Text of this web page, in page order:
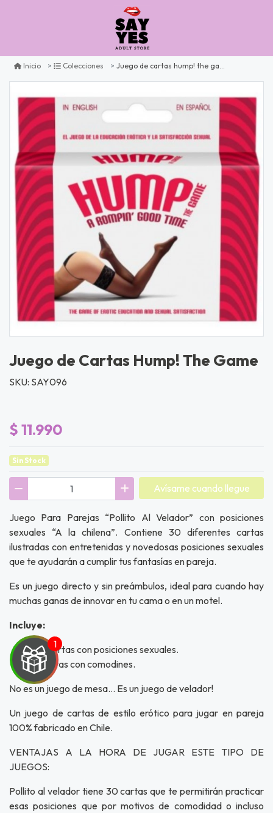
correo y
por
Inicio Colecciones Juego de cartas hump! the game
Juego de Cartas Hump! The Game
SKU: SAY096
$ 11.990
Sin Stock
Avísame cuando llegue
Juego Para Parejas “Pollito Al Velador” con posiciones
sexuales “A la chilena”. Contiene 30 diferentes cartas
ilustradas con entretenidas y novedosas posiciones sexuales
que te ayudarán a cumplir tus fantasías en pareja.
Es un juego directo y sin preámbulos, ideal para cuando hay
muchas ganas de innovar en tu cama o en un motel.
Incluye:
30 cartas con posiciones sexuales.
2 cartas con comodines.
No es un juego de mesa… Es un juego de velador!
Un juego de cartas de estilo erótico para jugar en pareja
100% fabricado en Chile.
VENTAJAS A LA HORA DE JUGAR ESTE TIPO DE
JUEGOS:
Pollito al velador tiene 30 cartas que te permitirán practicar
esas posiciones que por motivos de comodidad o incluso